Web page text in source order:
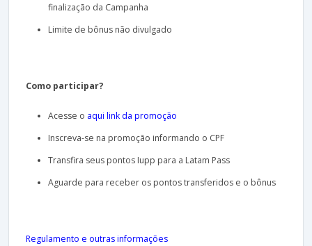
finalização da Campanha
Limite de bônus não divulgado
Como participar?
Acesse o aqui link da promoção
Inscreva-se na promoção informando o CPF
Transfira seus pontos Iupp para a Latam Pass
Aguarde para receber os pontos transferidos e o bônus
Regulamento e outras informações